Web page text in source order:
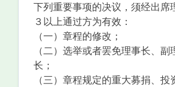
下列重要事项的决议，须经出
３以上通过方为有效：
（一）章程的修改；
（二）选举或者罢免理事长、
长；
（三）章程规定的重大募捐、